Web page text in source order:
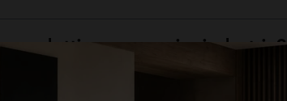
per negozi e industrie?